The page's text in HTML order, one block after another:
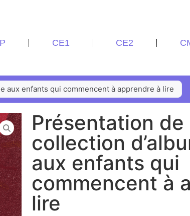
CE1 CE2
aux enfants qui commencent à apprendre à lire
Présentation de
collection
aux enfants qui
commencent à
lire